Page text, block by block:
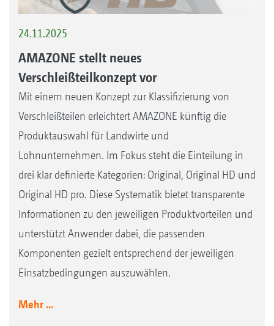
24.11.2025
AMAZONE stellt neues
Verschleißteilkonzept vor
Mit einem neuen Konzept zur Klassifizierung von
Verschleißteilen erleichtert AMAZONE künftig die
Produktauswahl für Landwirte und
Lohnunternehmen. Im Fokus steht die Einteilung in
drei klar definierte Kategorien: Original, Original HD und
Original HD pro. Diese Systematik bietet transparente
Informationen zu den jeweiligen Produktvorteilen und
unterstützt Anwender dabei, die passenden
Komponenten gezielt entsprechend der jeweiligen
Einsatzbedingungen auszuwählen.
Mehr ...